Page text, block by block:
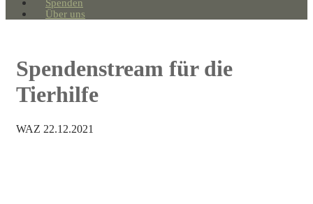
Spenden
Über uns
Spendenstream für die
Tierhilfe
WAZ 22.12.2021